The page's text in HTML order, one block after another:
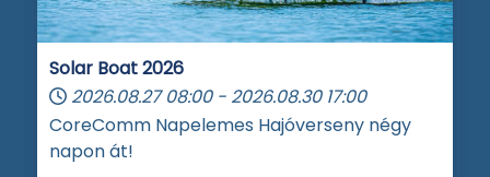
Solar Boat 2026
2026.08.27 08:00 - 2026.08.30 17:00
CoreComm Napelemes Hajóverseny négy
napon át!